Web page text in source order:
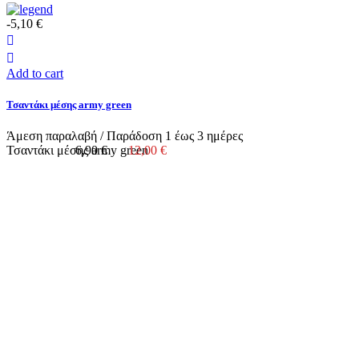
-5,10 €
Add to cart
Τσαντάκι μέσης army green
Άμεση παραλαβή / Παράδoση 1 έως 3 ημέρες
6,90 €
12,00 €
Τσαντάκι μέσης army green